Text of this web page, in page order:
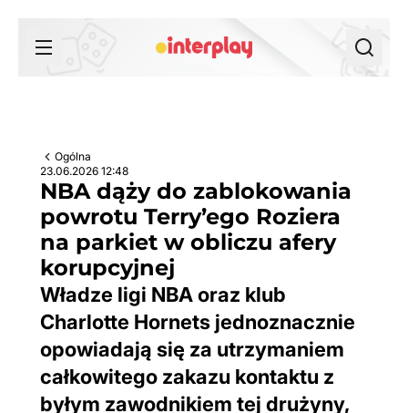
Ogólna
23.06.2026 12:48
NBA dąży do zablokowania
powrotu Terry’ego Roziera
na parkiet w obliczu afery
korupcyjnej
Władze ligi NBA oraz klub
Charlotte Hornets jednoznacznie
opowiadają się za utrzymaniem
całkowitego zakazu kontaktu z
byłym zawodnikiem tej drużyny,